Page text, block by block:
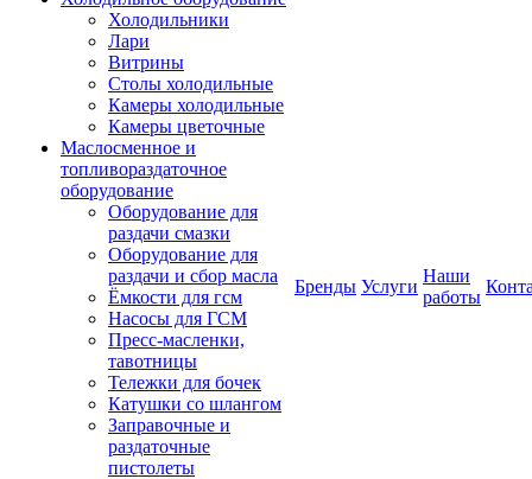
Холодильники
Лари
Витрины
Столы холодильные
Камеры холодильные
Камеры цветочные
Маслосменное и
топливораздаточное
оборудование
Оборудование для
раздачи смазки
Оборудование для
раздачи и сбор масла
Ёмкости для гсм
Насосы для ГСМ
Пресс-масленки,
тавотницы
Тележки для бочек
Катушки со шлангом
Заправочные и
раздаточные
пистолеты
Бренды Услуги
Наши
работы